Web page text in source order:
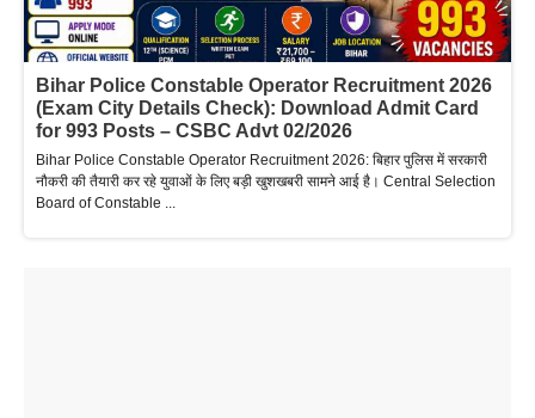
Bihar Police Constable Operator Recruitment 2026
(Exam City Details Check): Download Admit Card
for 993 Posts – CSBC Advt 02/2026
Bihar Police Constable Operator Recruitment 2026: बिहार पुलिस में सरकारी
नौकरी की तैयारी कर रहे युवाओं के लिए बड़ी खुशखबरी सामने आई है। Central Selection
Board of Constable ...